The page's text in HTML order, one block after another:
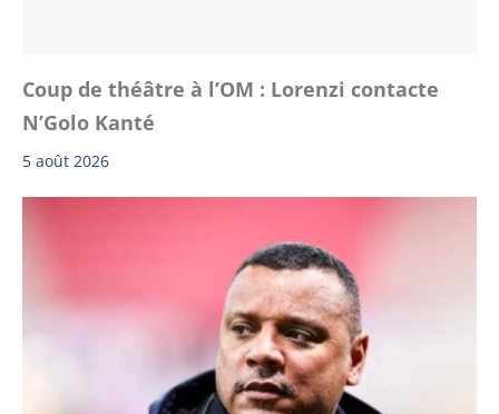
Coup de théâtre à l’OM : Lorenzi contacte
N’Golo Kanté
5 août 2026